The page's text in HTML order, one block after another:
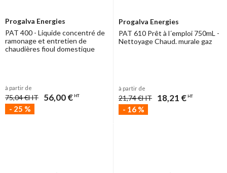
Progalva Energies
PAT 400 - Liquide concentré de
ramonage et entretien de
chaudières fioul domestique
à partir de
75,04 €HT 56,00 € HT
- 25 %
Progalva Energies
PAT 610 Prêt à l´emploi 750mL -
Nettoyage Chaud. murale gaz
à partir de
21,74 €HT 18,21 € HT
- 16 %